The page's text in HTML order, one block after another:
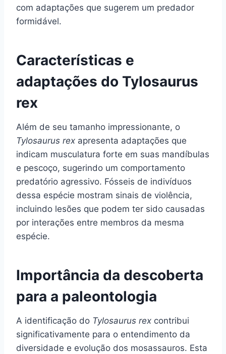
com adaptações que sugerem um predador
formidável.
Características e
adaptações do Tylosaurus
rex
Além de seu tamanho impressionante, o
Tylosaurus rex apresenta adaptações que
indicam musculatura forte em suas mandíbulas
e pescoço, sugerindo um comportamento
predatório agressivo. Fósseis de indivíduos
dessa espécie mostram sinais de violência,
incluindo lesões que podem ter sido causadas
por interações entre membros da mesma
espécie.
Importância da descoberta
para a paleontologia
A identificação do Tylosaurus rex contribui
significativamente para o entendimento da
diversidade e evolução dos mosassauros. Esta